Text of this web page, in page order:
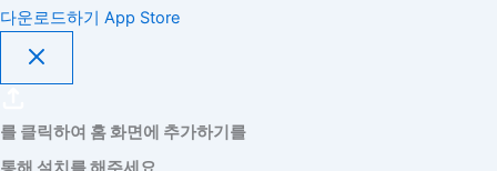
다운로드하기 App Store
를 클릭하여 홈 화면에 추가하기를